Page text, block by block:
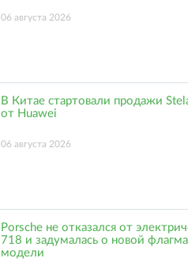
06 августа 2026
В Китае стартовали продажи
от Huawei
06 августа 2026
Porsche не отказался от
718 и задумалась о новой
модели